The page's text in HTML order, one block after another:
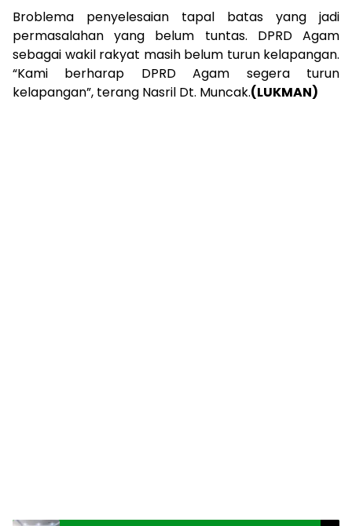
Broblema penyelesaian tapal batas yang jadi
permasalahan yang belum tuntas. DPRD Agam
sebagai wakil rakyat masih belum turun kelapangan.
“Kami berharap DPRD Agam segera turun
kelapangan”, terang Nasril Dt. Muncak.(LUKMAN)